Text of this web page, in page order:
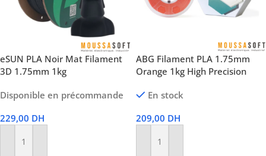
eSUN PLA Noir Mat Filament
3D 1.75mm 1kg
Disponible en précommande
229,00 DH
Ajouter Au Panier
ABG Filament PLA 1.75mm
Orange 1kg High Precision
En stock
209,00 DH
Ajouter Au Panier